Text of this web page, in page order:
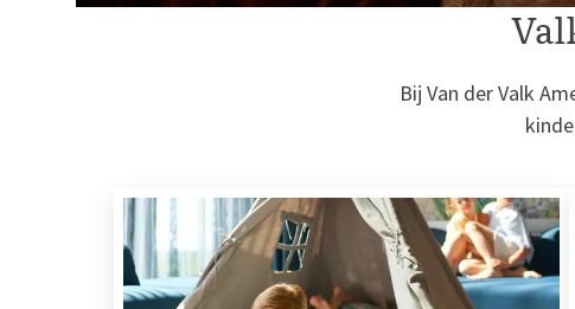
Bij Van der Valk